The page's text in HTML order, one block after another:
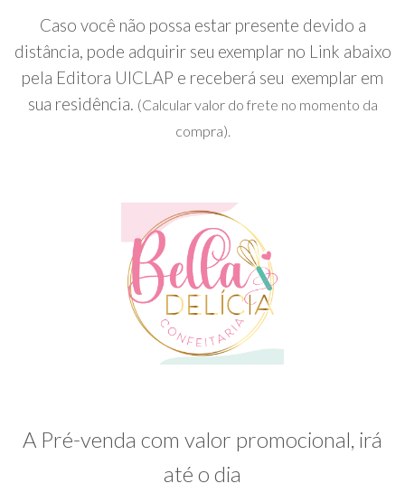
Caso você não possa estar presente devido a
distância, pode adquirir seu exemplar no Link abaixo
pela Editora UICLAP e receberá seu exemplar em
sua residência. (Calcular valor do frete no momento da
compra).
A Pré-venda com valor promocional, irá
até o dia